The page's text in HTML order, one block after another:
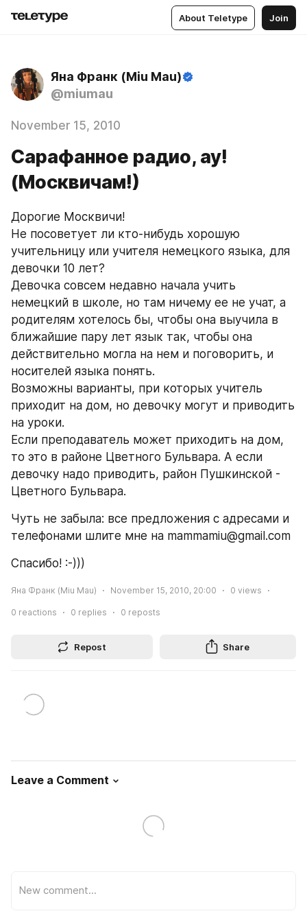
About Teletype Join
Яна Франк (Miu Mau)
@miumau
November 15, 2010
Сарафанное радио, ау!
(Москвичам!)
Дорогие Москвичи!
Не посоветует ли кто-нибудь хорошую
учительницу или учителя немецкого языка, для
девочки 10 лет?
Девочка совсем недавно начала учить
немецкий в школе, но там ничему ее не учат, а
родителям хотелось бы, чтобы она выучила в
ближайшие пару лет язык так, чтобы она
действительно могла на нем и поговорить, и
носителей языка понять.
Возможны варианты, при которых учитель
приходит на дом, но девочку могут и приводить
на уроки.
Если преподаватель может приходить на дом,
то это в районе Цветного Бульвара. А если
девочку надо приводить, район Пушкинской -
Цветного Бульвара.
Чуть не забыла: все предложения с адресами и
телефонами шлите мне на mammamiu@gmail.com
Спасибо! :-)))
Яна Франк (Miu Mau) November 15, 2010, 20:00 0 views
0 reactions 0 replies 0 reposts
Repost Share
Leave a Comment